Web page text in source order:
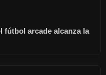
fútbol arcade alcanza la